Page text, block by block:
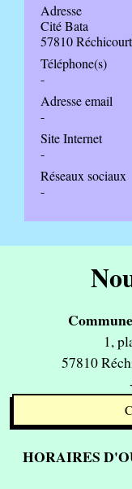
Adresse
Cité Bata
57810
Téléphone(s)
-
Adresse email
-
Site Internet
-
Réseaux sociaux
-
1,
57810
HORAIRES